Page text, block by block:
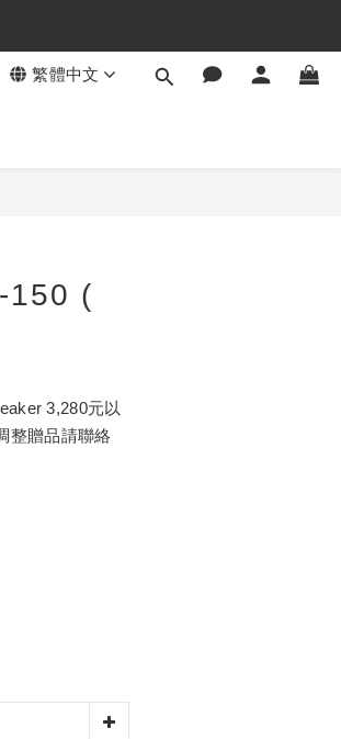
繁體中文
150 (
3,280元以
整贈品請聯絡